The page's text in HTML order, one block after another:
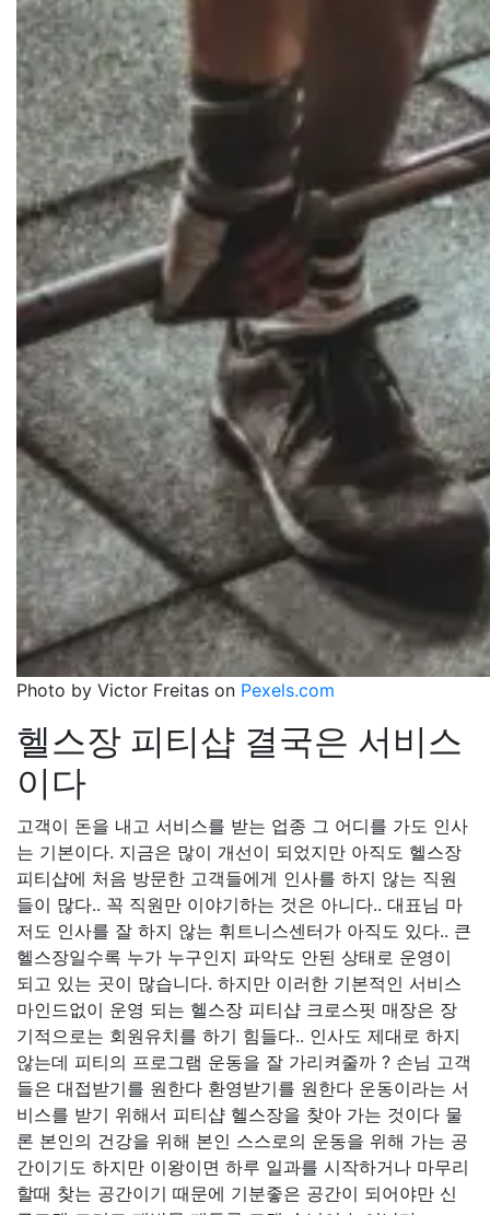
Photo by Victor Freitas on Pexels.com
헬스장 피티샵 결국은 서비스
이다
고객이 돈을 내고 서비스를 받는 업종 그 어디를 가도 인사
는 기본이다. 지금은 많이 개선이 되었지만 아직도 헬스장
피티샵에 처음 방문한 고객들에게 인사를 하지 않는 직원
들이 많다.. 꼭 직원만 이야기하는 것은 아니다.. 대표님 마
저도 인사를 잘 하지 않는 휘트니스센터가 아직도 있다.. 큰
헬스장일수록 누가 누구인지 파악도 안된 상태로 운영이
되고 있는 곳이 많습니다. 하지만 이러한 기본적인 서비스
마인드없이 운영 되는 헬스장 피티샵 크로스핏 매장은 장
기적으로는 회원유치를 하기 힘들다.. 인사도 제대로 하지
않는데 피티의 프로그램 운동을 잘 가리켜줄까 ? 손님 고객
들은 대접받기를 원한다 환영받기를 원한다 운동이라는 서
비스를 받기 위해서 피티샵 헬스장을 찾아 가는 것이다 물
론 본인의 건강을 위해 본인 스스로의 운동을 위해 가는 공
간이기도 하지만 이왕이면 하루 일과를 시작하거나 마무리
할때 찾는 공간이기 때문에 기분좋은 공간이 되어야만 신